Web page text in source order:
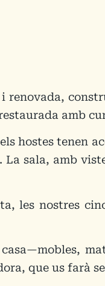
renovada,
amb
hostes tenen
sala, amb
les nostres
que us farà